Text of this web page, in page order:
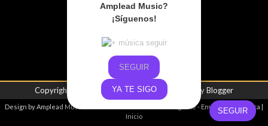
SEGUIR
Amplead Music?
¡Síguenos!
SEGUIR
YA TE SIGO
Copyright © Amplead Music| Powered byBlogger
Design byAmplead Music - Promoviendo el talento emergente - Envíanos tu música |
Inicio